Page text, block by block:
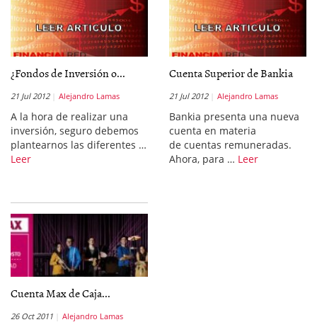
¿Fondos de Inversión o...
21 Jul 2012 Alejandro Lamas
A la hora de realizar una
inversión, seguro debemos
plantearnos las diferentes …
Leer
Cuenta Superior de Bankia
21 Jul 2012 Alejandro Lamas
Bankia presenta una nueva
cuenta en materia
de cuentas remuneradas.
Ahora, para … Leer
Cuenta Max de Caja...
26 Oct 2011 Alejandro Lamas